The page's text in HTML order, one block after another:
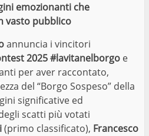
emozionanti che
vasto pubblico
annuncia i vincitori
2025 #lavitanelborgo e
per aver raccontato,
del “Borgo Sospeso” della
significative ed
scatti più votati
(primo classificato), Francesco